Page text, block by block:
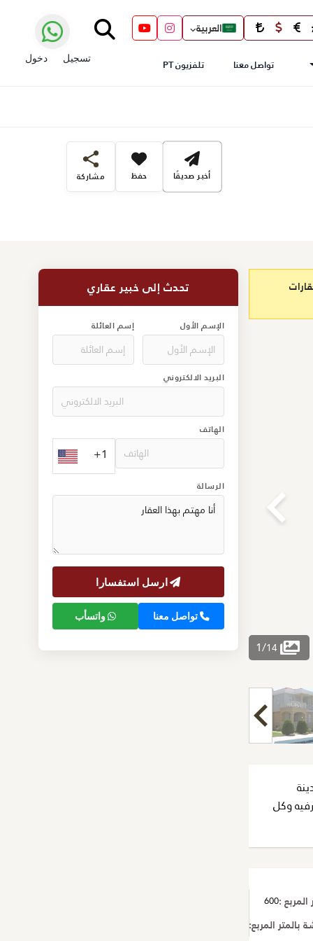
العربية
تواصل معنا تلفزيون PT تسجيل دخول
أخبر صديقًا حفظ مشاركة
1/14
وكل
:
600
المربع:
تحدث إلى خبير عقاري
الإسم الأول إسم العائلة
البريد الالكتروني
الهاتف
+1
الرسالة
ارسل استفسارا
تواصل معنا واتسأب